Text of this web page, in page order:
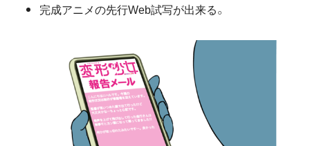
完成アニメの先行Web試写が出来る。